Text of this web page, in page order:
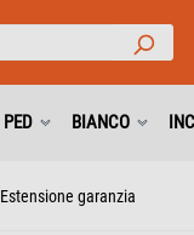
PED BIANCO
Estensione garanzia